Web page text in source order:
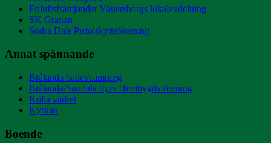
Friluftsfrämjandet Vänersborgs lokalavdelning
SK Granan
Södra Dals Pistolskytteförening
Annat spännande
Brålanda badet/camping
Brålanda/Sundals Ryrs Hembygdsförening
Kolla vädret
Kyrkan
Boende